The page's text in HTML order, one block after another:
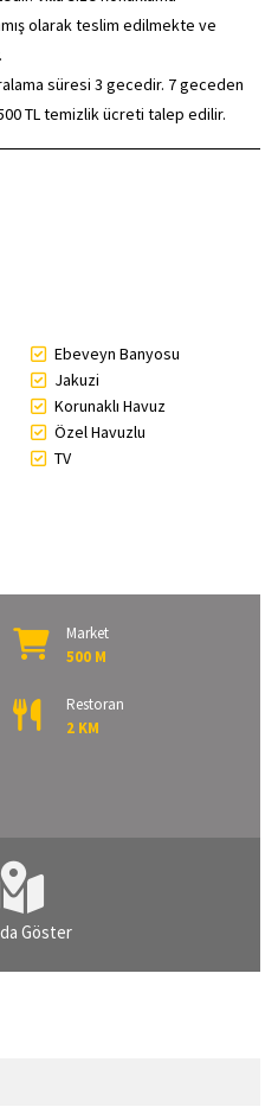
olarak teslim edilmekte ve
süresi 3 gecedir. 7 geceden
TL temizlik ücreti talep edilir.
Ebeveyn Banyosu
Jakuzi
Korunaklı Havuz
Özel Havuzlu
TV
Market
500 M
Restoran
2 KM
Göster